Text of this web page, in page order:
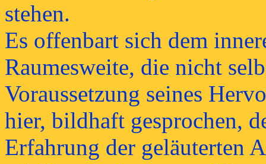
stehen.
Es offenbart sich dem
Raumesweite, die nicht
Voraussetzung seines
hier, bildhaft gesprochen,
Erfahrung der geläuterten